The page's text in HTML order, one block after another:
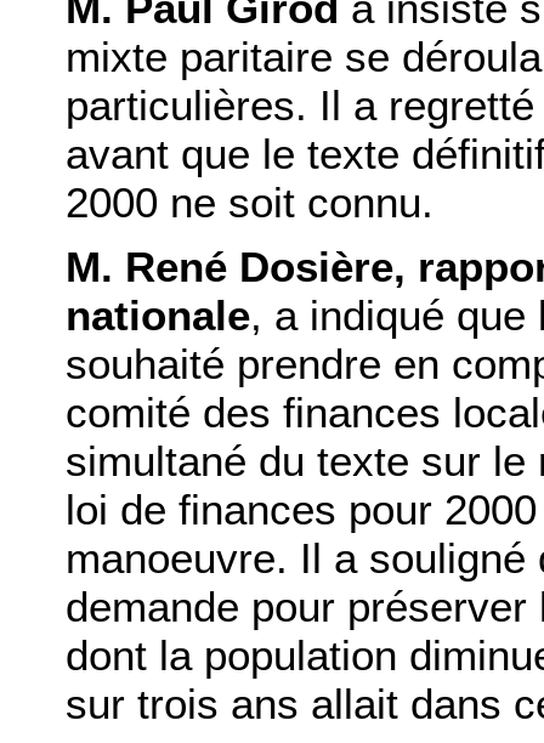
mixte paritaire se
particulières. Il a
avant que le texte
2000 ne soit connu.
M. René Dosière,
nationale, a indiqué
souhaité prendre en
comité des finances
simultané du texte sur
loi de finances pour
manoeuvre. Il a
demande pour
dont la population
sur trois ans allait dans